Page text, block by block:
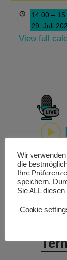
14:00 –
29. Juli
View full
Wir
die
Ihre
speichern.
Sie ALL
Cookie